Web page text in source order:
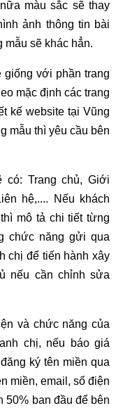
màu sắc sẽ thay
ảnh thông tin bài
mẫu sẽ khác hẳn.
giống với phần trang
mặc định các trang
kế website tại Vũng
mẫu thì yêu cầu bên
có: Trang chủ, Giới
hệ,.... Nếu khách
mô tả chi tiết từng
chức năng gửi qua
chị để tiến hành xây
nếu cần chỉnh sửa
và chức năng của
chị, nếu báo giá
ký tên miền qua
miền, email, số điện
50% ban đầu để bên